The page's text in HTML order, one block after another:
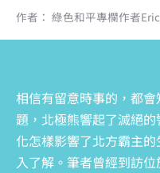
作者： 綠色和平專欄作者
相信有留意時事的，都
題，北極熊響起了滅絕
化怎樣影響了北方霸主
入了解。筆者曾經到訪